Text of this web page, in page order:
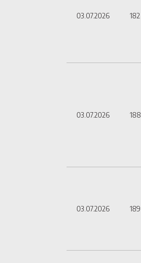
03.07.2026 182
03.07.2026 188
03.07.2026 189